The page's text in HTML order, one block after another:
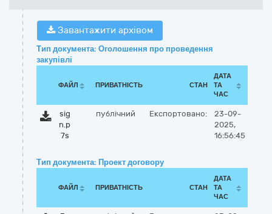
Завантажити архівом
Тип документа: Оголошення про проведення
закупівлі
ФАЙЛ ПРИВАТНІСТЬ СТАН
ДАТА
ТА
ЧАС
sig
n.p
7s
публічний Експортовано:
23-09-
2025,
16:56:45
Тип документа: Проект договору
ФАЙЛ ПРИВАТНІСТЬ СТАН
ДАТА
ТА
ЧАС